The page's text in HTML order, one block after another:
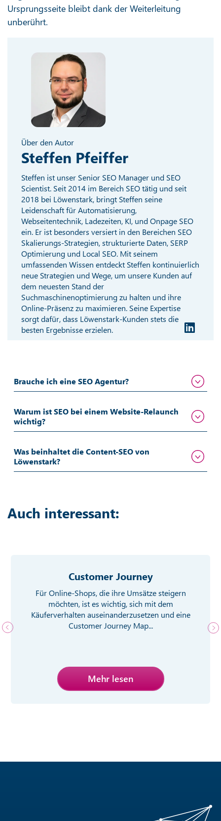
Ursprungsseite bleibt dank der Weiterleitung
unberührt.
Über den Autor
Steffen Pfeiffer
Steffen ist unser Senior SEO Manager und SEO
Scientist. Seit 2014 im Bereich SEO tätig und seit
2018 bei Löwenstark, bringt Steffen seine
Leidenschaft für Automatisierung,
Webseitentechnik, Ladezeiten, KI, und Onpage SEO
ein. Er ist besonders versiert in den Bereichen SEO
Skalierungs-Strategien, strukturierte Daten, SERP
Optimierung und Local SEO. Mit seinem
umfassenden Wissen entdeckt Steffen kontinuierlich
neue Strategien und Wege, um unsere Kunden auf
dem neuesten Stand der
Suchmaschinenoptimierung zu halten und ihre
Online-Präsenz zu maximieren. Seine Expertise
sorgt dafür, dass Löwenstark-Kunden stets die
besten Ergebnisse erzielen.
Brauche ich eine SEO Agentur?
Warum ist SEO bei einem Website-Relaunch
wichtig?
Was beinhaltet die Content-SEO von
Löwenstark?
Auch interessant:
Customer Journey
Für Online-Shops, die ihre Umsätze steigern
möchten, ist es wichtig, sich mit dem
Käuferverhalten auseinanderzusetzen und eine
Customer Journey Map...
Mehr lesen